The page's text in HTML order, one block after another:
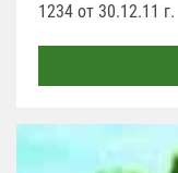
1234 от 30.12.11 г.